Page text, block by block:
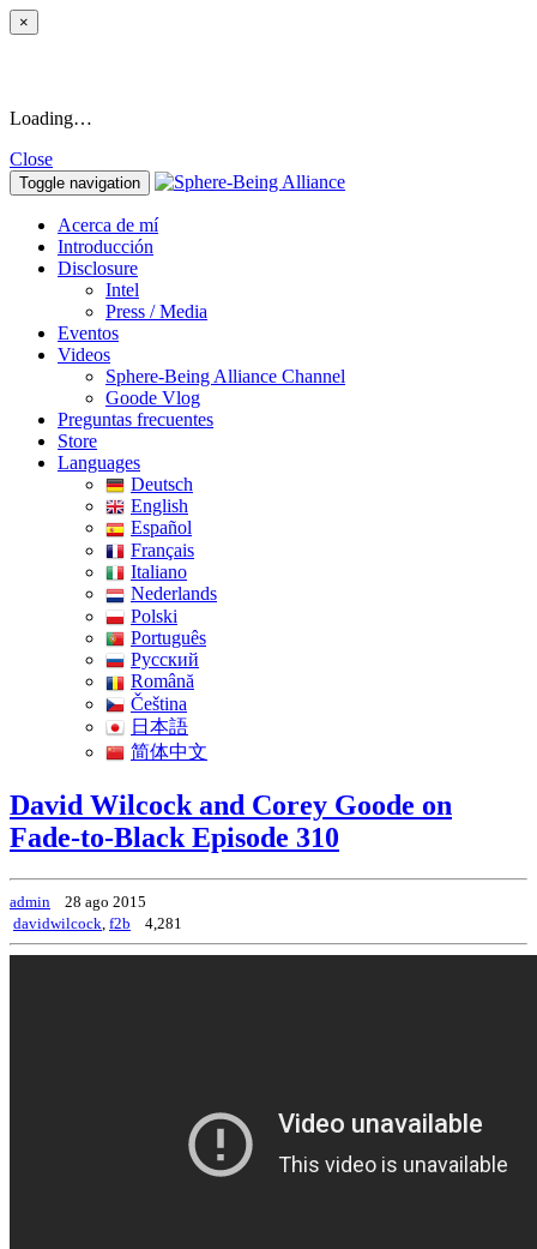
×
Loading…
Close
Toggle navigation
Acerca de mí
Introducción
Disclosure
Intel
Press / Media
Eventos
Videos
Sphere-Being Alliance Channel
Goode Vlog
Preguntas frecuentes
Store
Languages
Deutsch
English
Español
Français
Italiano
Nederlands
Polski
Português
Pусский
Română
Čeština
日本語
简体中文
David Wilcock and Corey Goode on
Fade-to-Black Episode 310
admin
28 ago 2015
davidwilcock f2b 4,281